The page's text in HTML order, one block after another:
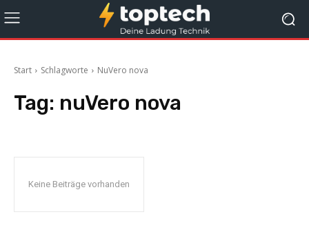
Start Schlagworte NuVero nova
Tag: nuVero nova
Keine Beiträge vorhanden